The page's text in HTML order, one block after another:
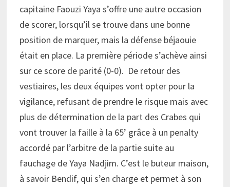
capitaine Faouzi Yaya s’offre une autre occasion
de scorer, lorsqu’il se trouve dans une bonne
position de marquer, mais la défense béjaouie
était en place. La première période s’achève ainsi
sur ce score de parité (0-0). De retour des
vestiaires, les deux équipes vont opter pour la
vigilance, refusant de prendre le risque mais avec
plus de détermination de la part des Crabes qui
vont trouver la faille à la 65’ grâce à un penalty
accordé par l’arbitre de la partie suite au
fauchage de Yaya Nadjim. C’est le buteur maison,
à savoir Bendif, qui s’en charge et permet à son